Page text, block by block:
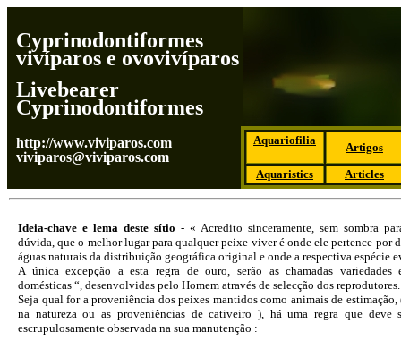
Cyprinodontiformes
vivíparos e ovovivíparos
Livebearer
Cyprinodontiformes
http://www.viviparos.com
viviparos@viviparos.com
Aquariofilia
Artigos
Aquaristics
Articles
Ideia-chave e lema deste sítio - « Acredito sinceramente, sem sombra
dúvida, que o melhor lugar para qualquer peixe viver é onde ele pertence por
águas naturais da distribuição geográfica original e onde a respectiva espécie
A única excepção a esta regra de ouro, serão as chamadas variedades
domésticas “, desenvolvidas pelo Homem através de selecção dos reprodutores.
Seja qual for a proveniência dos peixes mantidos como animais de estimação,
na natureza ou as proveniências de cativeiro ), há uma regra que deve
escrupulosamente observada na sua manutenção :